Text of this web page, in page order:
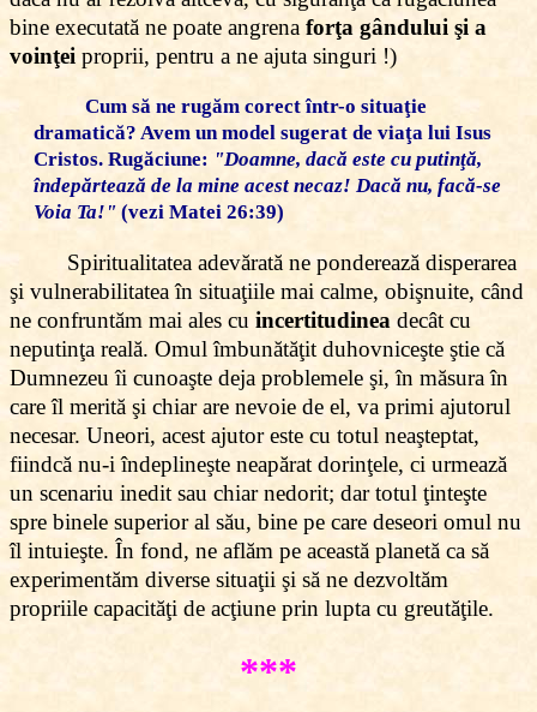
bine executată ne poate angrena forţa gândului şi a
voinţei proprii, pentru a ne ajuta singuri !)
Cum să ne rugăm corect într-o situaţie
dramatică? Avem un model sugerat de viaţa lui Isus
Cristos. Rugăciune: "Doamne, dacă este cu putinţă,
îndepărtează de la mine acest necaz! Dacă nu, facă-se
Voia Ta!" (vezi Matei 26:39)
Spiritualitatea adevărată ne ponderează disperarea
şi vulnerabilitatea în situaţiile mai calme, obişnuite, când
ne confruntăm mai ales cu incertitudinea decât cu
neputinţa reală. Omul îmbunătăţit duhovniceşte ştie că
Dumnezeu îi cunoaşte deja problemele şi, în măsura în
care îl merită şi chiar are nevoie de el, va primi ajutorul
necesar. Uneori, acest ajutor este cu totul neaşteptat,
fiindcă nu-i îndeplineşte neapărat dorinţele, ci urmează
un scenariu inedit sau chiar nedorit; dar totul ţinteşte
spre binele superior al său, bine pe care deseori omul nu
îl intuieşte. În fond, ne aflăm pe această planetă ca să
experimentăm diverse situaţii şi să ne dezvoltăm
propriile capacităţi de acţiune prin lupta cu greutăţile.
***